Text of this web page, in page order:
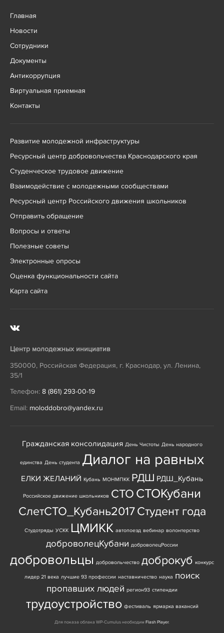
Главная
Новости
Сотрудники
Документы
Антикоррупция
Виртуальная приемная
Контакты
Развитие молодежной инфраструктуры
Ресурсный центр добровольчества Краснодарского края
Студенческое трудовое движение
Взаимодействие с молодежными сообществами
Ресурсный центр Российского движения школьников
Отправить обращение
Вопросы и ответы
Полезные советы
Электронные опросы
Оценка функциональности сайта
Карта сайта
Центр молодежных инициатив
350000, Российская Федерация, г. Краснодар, ул. Ленина,
35/1
Телефон: 8 (861) 293-00-19
Email: moloddobro@yandex.ru
Гражданская консолидация День Чистоты День народного
единства День студента Диалог на равных
ЕЛКИ ЖЕЛАНИЙ Кубань МОНМПКК РДШ РДШ_Кубань
Российское движение школьников СТО СТОКубани
СлетСТО_Кубань2017Студент года
Студотряды УСКК ЦМИКК автопоезд вебинар волонтерство
доброволецКубани доброволецРоссии
добровольцы добровольчество доброкуб конкурс
лидер 21 века лучшие 93 профессии наставничество наука поиск
пропавших людей регион93 стипендии
трудоустройство фестиваль ярмарка вакансий
Для показа облака WP-Cumulus необходим Flash Player.